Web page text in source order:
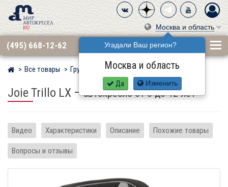
Москва и область
Угадали Ваш регион?
Москва и область
Да Изменить
(495) 668-12-62
Мир детских автокресел
Все товары Группа 2·3 (15–36 кг) JOIE
Joie Trillo LX –автокресло от 3 до 12 лет
Видео Характеристики Описание Похожие товары
Вопросы и отзывы